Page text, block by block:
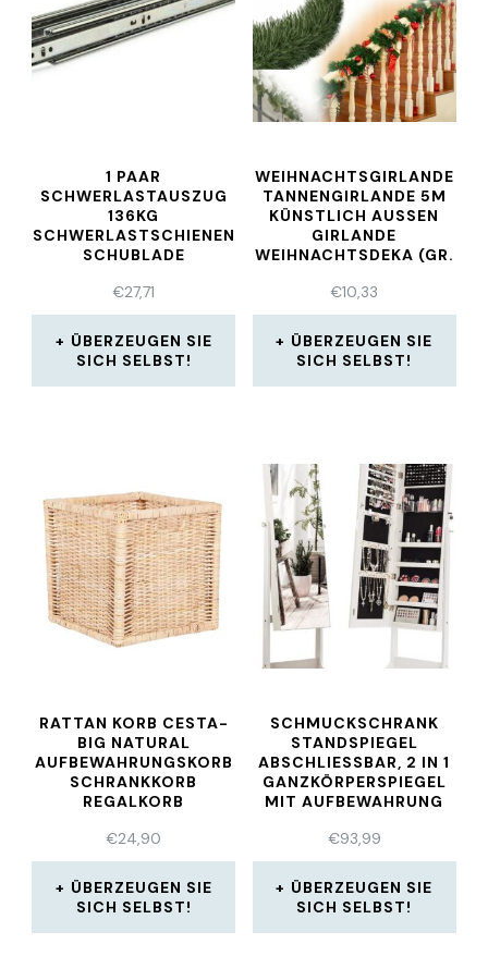
1 PAAR
SCHWERLASTAUSZUG
136KG
SCHWERLASTSCHIENEN
SCHUBLADE
DB53
€27,71
ÜBERZEUGEN SIE
SICH SELBST!
WEIHNACHTSGIRLANDE
TANNENGIRLANDE 5M
KÜNSTLICH AUSSEN G
IRLANDE W
EIHNACHTSDEKA (GR. 5
€10,33
ÜBERZEUGEN SIE
SICH SELBST!
RATTAN KORB CESTA-
BIG NATURAL
AUFBEWAHRUNGSKORB
SCHRANKKORB
REGALKORB
€24,90
ÜBERZEUGEN SIE
SICH SELBST!
SCHMUCKSCHRANK
STANDSPIEGEL
ABSCHLIESSBAR, 2 IN 1 G
ANZKÖRPERSPIEGEL M
IT AUFBEWAHRUNG
€93,99
ÜBERZEUGEN SIE
SICH SELBST!